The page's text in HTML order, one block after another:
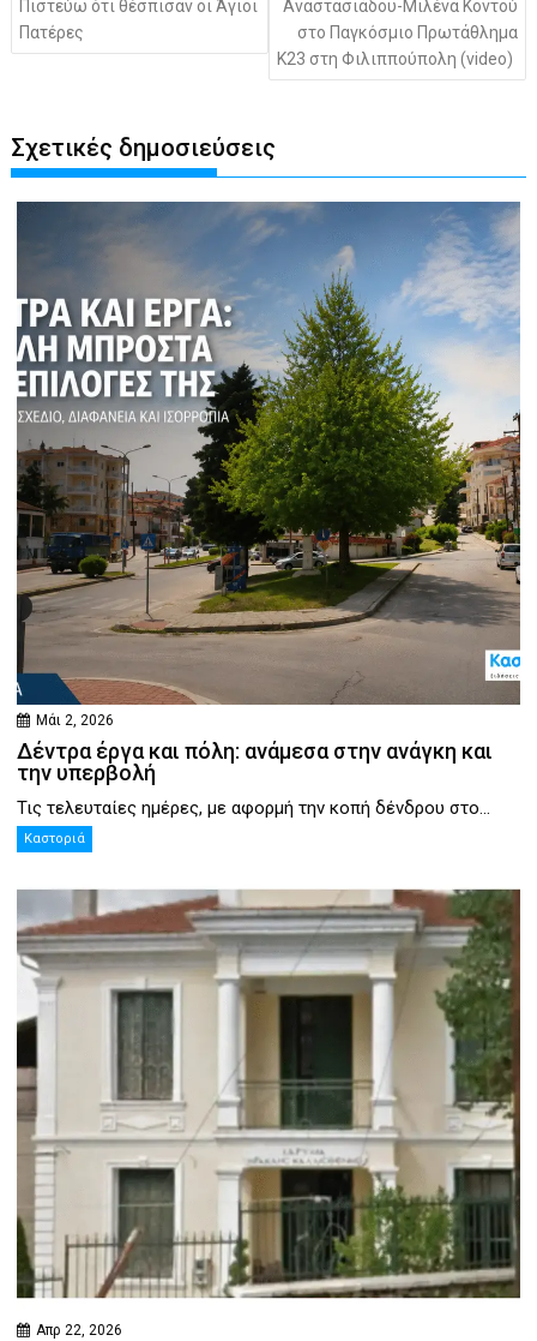
Πιστεύω ότι θέσπισαν οι Άγιοι
Πατέρες
Αναστασιάδου-Μιλένα Κοντού
στο Παγκόσμιο Πρωτάθλημα
Κ23 στη Φιλιππούπολη (video)
Σχετικές δημοσιεύσεις
Μάι 2, 2026
Δέντρα έργα και πόλη: ανάμεσα στην ανάγκη και
την υπερβολή
Τις τελευταίες ημέρες, με αφορμή την κοπή δένδρου στο...
Καστοριά
Απρ 22, 2026